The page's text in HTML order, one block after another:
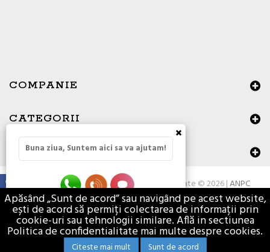
COMPANIE
CATEGORII
DATE DE CONTACT
Toate drepturile rezervate © 2026 |ANPC
Apăsând „Sunt de acord” sau navigând pe acest website,
ești de acord să permiți colectarea de informații prin
cookie-uri sau tehnologii similare. Află in sectiunea
Politica de confidentialitate mai multe despre cookies.
Citeste mai mult Sunt de acord
×
Buna ziua, Suntem aici sa va ajutam!